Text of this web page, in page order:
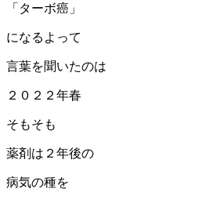
「ターボ癌」
になるよって
言葉を聞いたのは
２０２２年春
そもそも
薬剤は２年後の
病気の種を